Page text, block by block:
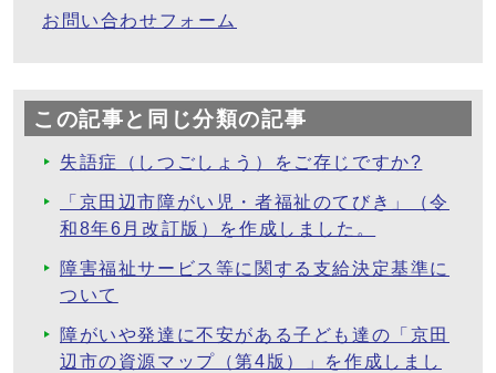
お問い合わせフォーム
この記事と同じ分類の記事
失語症（しつごしょう）をご存じですか?
「京田辺市障がい児・者福祉のてびき」（令
和8年6月改訂版）を作成しました。
障害福祉サービス等に関する支給決定基準に
ついて
障がいや発達に不安がある子ども達の「京田
辺市の資源マップ（第4版）」を作成しまし